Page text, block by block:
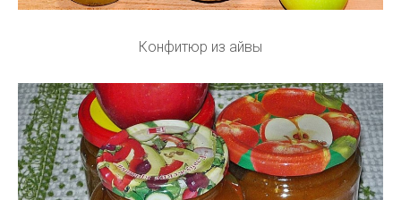
Конфитюр из айвы